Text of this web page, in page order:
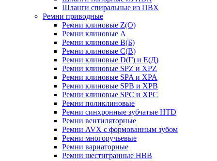
Шланги спиральные из ПВХ
Ремни приводные
Ремни клиновые Z(О)
Ремни клиновые А
Ремни клиновые В(Б)
Ремни клиновые С(В)
Ремни клиновые D(Г) и Е(Д)
Ремни клиновые SPZ и XPZ
Ремни клиновые SPA и XPA
Ремни клиновые SPB и XPB
Ремни клиновые SPC и XPC
Ремни поликлиновые
Ремни синхронные зубчатые HTD
Ремни вентиляторные
Ремни AVX с формованным зубом
Ремни многоручьевые
Ремни вариаторные
Ремни шестигранные HBB